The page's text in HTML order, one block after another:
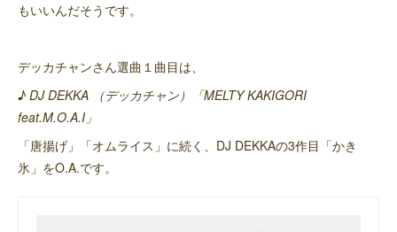
もいいんだそうです。
デッカチャンさん選曲１曲目は、
♪ DJ DEKKA （デッカチャン）「MELTY KAKIGORI
feat.M.O.A.I」
「唐揚げ」「オムライス」に続く、DJ DEKKAの3作目「かき
氷」をO.A.です。